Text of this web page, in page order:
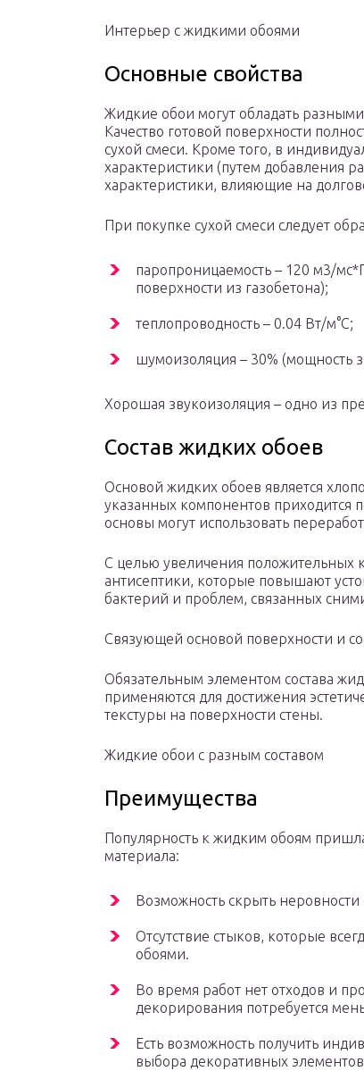
Интерьер с жидкими обоями
Основные свойства
Жидкие обои могут обладать
Качество готовой поверхности
сухой смеси. Кроме того, в
характеристики (путем добавления
характеристики, влияющие на
При покупке сухой смеси следует
паропроницаемость – 120 м3/
поверхности из газобетона);
теплопроводность – 0.04 Вт/м°C;
шумоизоляция – 30% (мощность
Хорошая звукоизоляция – одно из
Состав жидких обоев
Основой жидких обоев является
указанных компонентов приходится
основы могут использовать
С целью увеличения положительных
антисептики, которые повышают
бактерий и проблем, связанных
Связующей основой поверхности и
Обязательным элементом состава
применяются для достижения
текстуры на поверхности стены.
Жидкие обои с разным составом
Преимущества
Популярность к жидким обоям
материала:
Возможность скрыть
Отсутствие стыков, которые
обоями.
Во время работ нет отходов и
декорирования потребуется
Есть возможность получить
выбора декоративных